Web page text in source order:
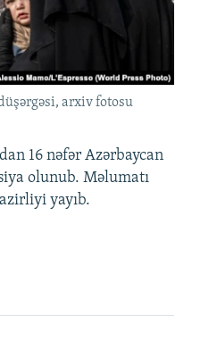
arxiv fotosu
16 nəfər Azərbaycan
olunub. Məlumatı
yayıb.